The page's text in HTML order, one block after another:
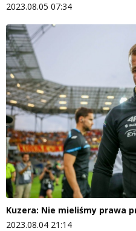
2023.08.05 07:34
Kuzera: Nie mieliśmy prawa
2023.08.04 21:14